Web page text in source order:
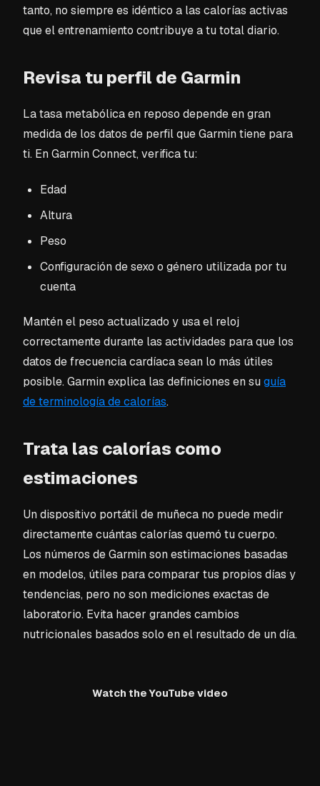
tanto, no siempre es idéntico a las calorías activas
que el entrenamiento contribuye a tu total diario.
Revisa tu perfil de Garmin
La tasa metabólica en reposo depende en gran
medida de los datos de perfil que Garmin tiene para
ti. En Garmin Connect, verifica tu:
Edad
Altura
Peso
Configuración de sexo o género utilizada por tu
cuenta
Mantén el peso actualizado y usa el reloj
correctamente durante las actividades para que los
datos de frecuencia cardíaca sean lo más útiles
posible. Garmin explica las definiciones en suguía
de terminología de calorías.
Trata las calorías como
estimaciones
Un dispositivo portátil de muñeca no puede medir
directamente cuántas calorías quemó tu cuerpo.
Los números de Garmin son estimaciones basadas
en modelos, útiles para comparar tus propios días y
tendencias, pero no son mediciones exactas de
laboratorio. Evita hacer grandes cambios
nutricionales basados solo en el resultado de un día.
Watch the YouTube video